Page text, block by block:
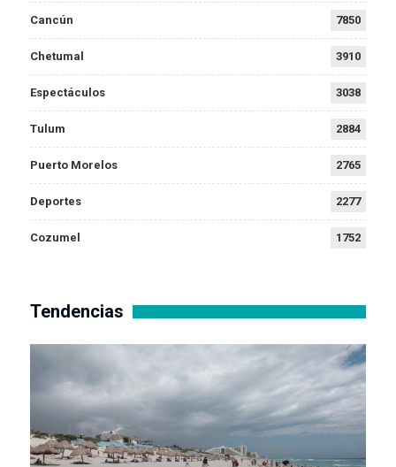
Cancún 7850
Chetumal 3910
Espectáculos 3038
Tulum 2884
Puerto Morelos 2765
Deportes 2277
Cozumel 1752
Tendencias